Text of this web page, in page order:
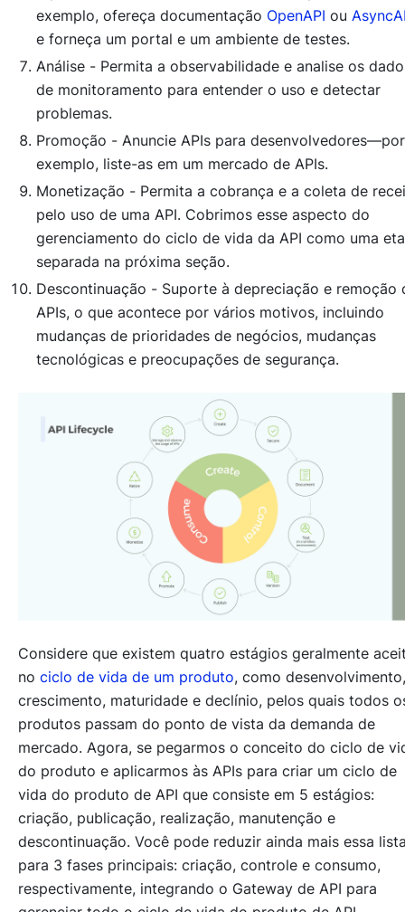
exemplo, ofereça documentação OpenAPI ou
e forneça um portal e um ambiente de testes.
Análise - Permita a observabilidade e analise os
de monitoramento para entender o uso e detectar
problemas.
Promoção - Anuncie APIs para desenvolvedores—por
exemplo, liste-as em um mercado de APIs.
Monetização - Permita a cobrança e a coleta de
pelo uso de uma API. Cobrimos esse aspecto do
gerenciamento do ciclo de vida da API como uma
separada na próxima seção.
Descontinuação - Suporte à depreciação e remoção
APIs, o que acontece por vários motivos, incluindo
mudanças de prioridades de negócios, mudanças
tecnológicas e preocupações de segurança.
Considere que existem quatro estágios geralmente
no ciclo de vida de um produto, como desenvolvimento,
crescimento, maturidade e declínio, pelos quais todos
produtos passam do ponto de vista da demanda de
mercado. Agora, se pegarmos o conceito do ciclo de
do produto e aplicarmos às APIs para criar um ciclo de
vida do produto de API que consiste em 5 estágios:
criação, publicação, realização, manutenção e
descontinuação. Você pode reduzir ainda mais essa
para 3 fases principais: criação, controle e consumo,
respectivamente, integrando o Gateway de API para